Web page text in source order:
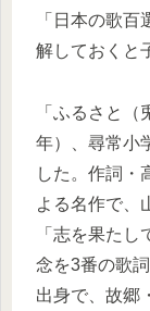
「日本の歌
解しておくと
「ふるさと
年）、尋常小
した。作詞・
よる名作で、
「志を果た
念を3番の歌
出身で、故郷